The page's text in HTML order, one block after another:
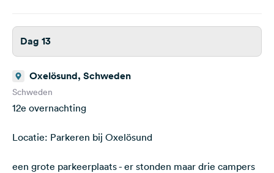
Dag 13
Oxelösund, Schweden
Schweden
12e overnachting
Locatie: Parkeren bij Oxelösund
een grote parkeerplaats - er stonden maar drie campers